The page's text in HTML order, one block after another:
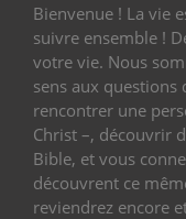
Bienvenue ! La vie
suivre ensemble !
votre vie. Nous
sens aux questions
rencontrer une
Christ –, découvrir
Bible, et vous
découvrent ce
reviendrez encore